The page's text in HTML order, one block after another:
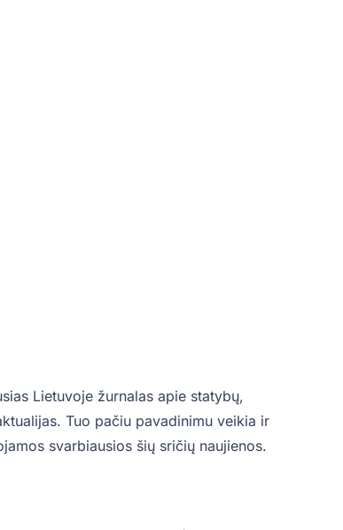
Lietuvoje žurnalas apie statybų,
Tuo pačiu pavadinimu veikia ir
svarbiausios šių sričių naujienos.